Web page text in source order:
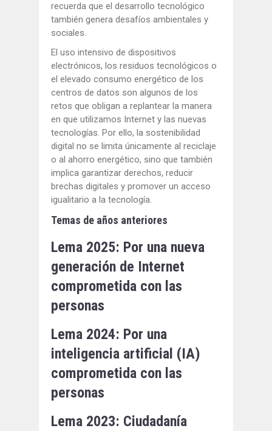
recuerda que el desarrollo tecnológico
también genera desafíos ambientales y
sociales.
El uso intensivo de dispositivos
electrónicos, los residuos tecnológicos o
el elevado consumo energético de los
centros de datos son algunos de los
retos que obligan a replantear la manera
en que utilizamos Internet y las nuevas
tecnologías. Por ello, la sostenibilidad
digital no se limita únicamente al reciclaje
o al ahorro energético, sino que también
implica garantizar derechos, reducir
brechas digitales y promover un acceso
igualitario a la tecnología.
Temas de años anteriores
Lema 2025: Por una nueva
generación de Internet
comprometida con las
personas
Lema 2024: Por una
inteligencia artificial (IA)
comprometida con las
personas
Lema 2023: Ciudadanía